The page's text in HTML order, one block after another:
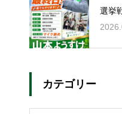
選挙
カテゴリー